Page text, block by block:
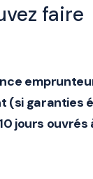
faire
(si garanties
jours ouvrés